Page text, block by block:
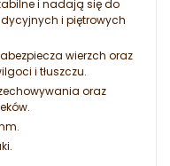
i nadają się do
i piętrowych
wierzch oraz
i tłuszczu.
oraz